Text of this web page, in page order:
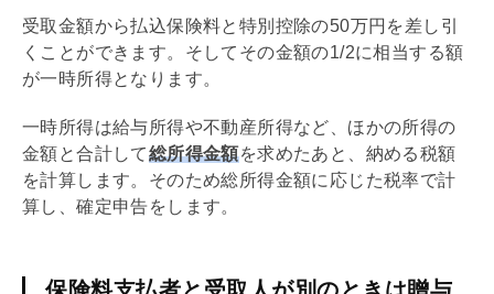
受取金額から払込保険料と特別控除の50万円を差し引
くことができます。そしてその金額の1/2に相当する額
が一時所得となります。
一時所得は給与所得や不動産所得など、ほかの所得の
金額と合計して総所得金額を求めたあと、納める税額
を計算します。そのため総所得金額に応じた税率で計
算し、確定申告をします。